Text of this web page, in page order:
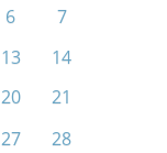
6
7
13
14
20
21
27
28